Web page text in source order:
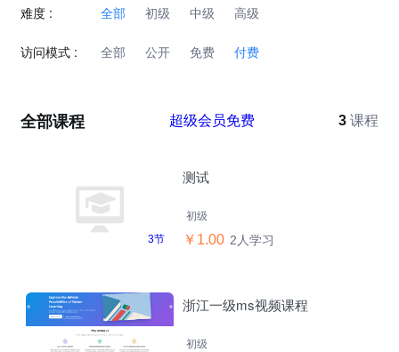
难度 : 全部 初级 中级 高级
访问模式 : 全部 公开 免费 付费
全部课程 超级会员免费 3 课程
3节
测试
初级
￥1.00 2人学习
浙江一级ms视频课程
初级